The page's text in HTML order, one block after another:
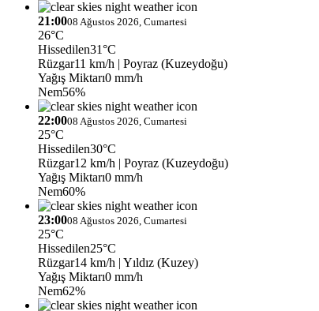
21:0008 Ağustos 2026, Cumartesi
26°C
Hissedilen31°C
Rüzgar11 km/h | Poyraz (Kuzeydoğu)
Yağış Miktarı0 mm/h
Nem56%
22:0008 Ağustos 2026, Cumartesi
25°C
Hissedilen30°C
Rüzgar12 km/h | Poyraz (Kuzeydoğu)
Yağış Miktarı0 mm/h
Nem60%
23:0008 Ağustos 2026, Cumartesi
25°C
Hissedilen25°C
Rüzgar14 km/h | Yıldız (Kuzey)
Yağış Miktarı0 mm/h
Nem62%